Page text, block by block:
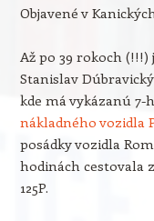
Objavené v
Až po 39 rokoch (!!!)
Stanislav
kde má vykázanú
nákladného vozidla
posádky vozidla
hodinách cestovala
125P.